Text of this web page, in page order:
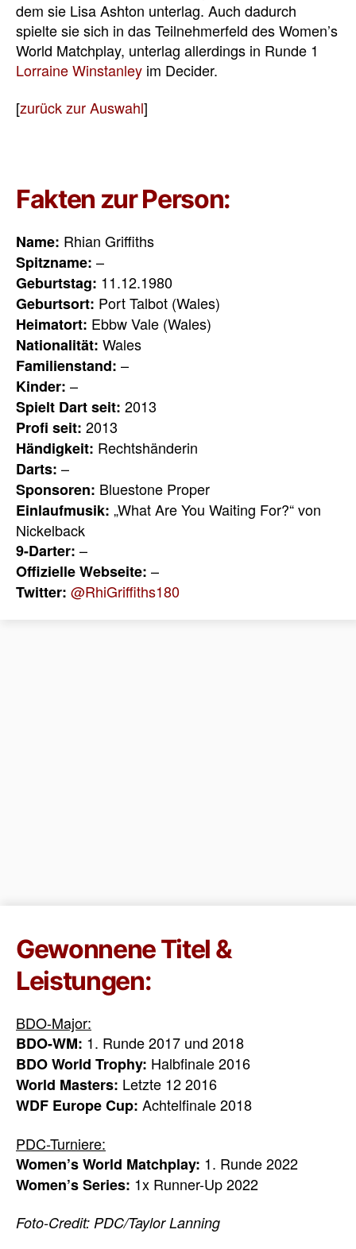
dem sie Lisa Ashton unterlag. Auch dadurch
spielte sie sich in das Teilnehmerfeld des Women’s
World Matchplay, unterlag allerdings in Runde 1
Lorraine Winstanley im Decider.
[zurück zur Auswahl]
Fakten zur Person:
Name: Rhian Griffiths
Spitzname: –
Geburtstag: 11.12.1980
Geburtsort: Port Talbot (Wales)
Heimatort: Ebbw Vale (Wales)
Nationalität: Wales
Familienstand: –
Kinder: –
Spielt Dart seit: 2013
Profi seit: 2013
Händigkeit: Rechtshänderin
Darts: –
Sponsoren: Bluestone Proper
Einlaufmusik: „What Are You Waiting For?“ von
Nickelback
9-Darter: –
Offizielle Webseite: –
Twitter: @RhiGriffiths180
Gewonnene Titel &
Leistungen:
BDO-Major:
BDO-WM: 1. Runde 2017 und 2018
BDO World Trophy: Halbfinale 2016
World Masters: Letzte 12 2016
WDF Europe Cup: Achtelfinale 2018
PDC-Turniere:
Women’s World Matchplay: 1. Runde 2022
Women’s Series: 1x Runner-Up 2022
Foto-Credit: PDC/Taylor Lanning